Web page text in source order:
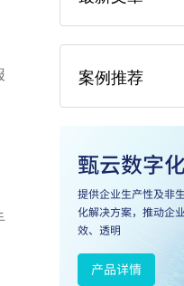
案例推荐